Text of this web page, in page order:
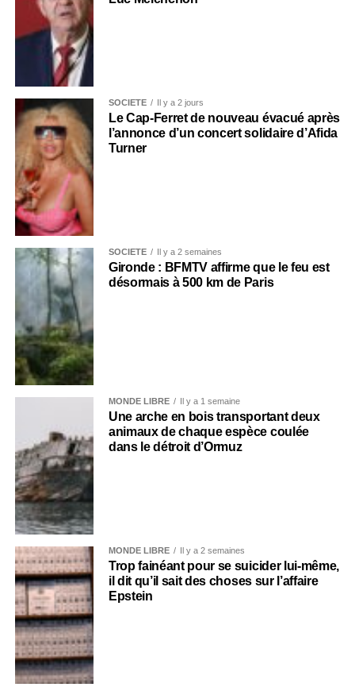
SOCIÉTÉ Il y a 2 jours
Le Cap-Ferret de nouveau évacué après
l’annonce d’un concert solidaire d’Afida
Turner
SOCIÉTÉ Il y a 2 semaines
Gironde : BFMTV affirme que le feu est
désormais à 500 km de Paris
MONDE LIBRE Il y a 1 semaine
Une arche en bois transportant deux
animaux de chaque espèce coulée
dans le détroit d’Ormuz
MONDE LIBRE Il y a 2 semaines
Trop fainéant pour se suicider lui-même,
il dit qu’il sait des choses sur l’affaire
Epstein